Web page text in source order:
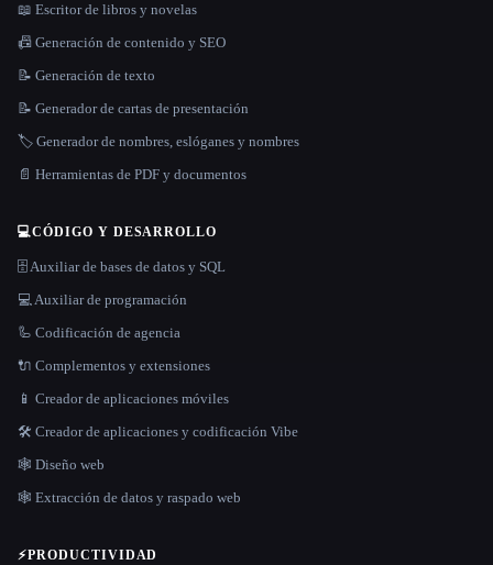
📖 Escritor de libros y novelas
📠 Generación de contenido y SEO
📝 Generación de texto
📝 Generador de cartas de presentación
🏷️ Generador de nombres, eslóganes y nombres
📄 Herramientas de PDF y documentos
💻CÓDIGO Y DESARROLLO
🗄️ Auxiliar de bases de datos y SQL
💻 Auxiliar de programación
🦾 Codificación de agencia
🔌 Complementos y extensiones
📱 Creador de aplicaciones móviles
🛠️ Creador de aplicaciones y codificación Vibe
🕸 Diseño web
🕸️ Extracción de datos y raspado web
⚡PRODUCTIVIDAD